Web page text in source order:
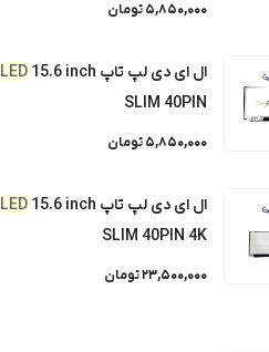
5,850,000 تومان
ال ای دی لپ تاپ LED15.6 inch
SLIM 40PIN
5,850,000 تومان
ال ای دی لپ تاپ LED15.6 inch
SLIM 40PIN 4K
23,500,000 تومان